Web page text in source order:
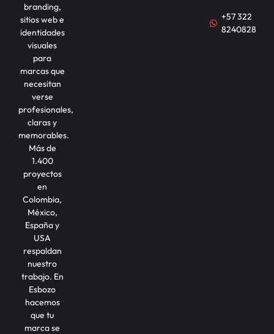
branding,
sitios web e
identidades
visuales
para
marcas que
necesitan
verse
profesionales,
claras y
memorables.
Más de
1.400
proyectos
en
Colombia,
México,
España y
USA
respaldan
nuestro
trabajo. En
Esbozo
hacemos
que tu
marca se
+57 322
8240828